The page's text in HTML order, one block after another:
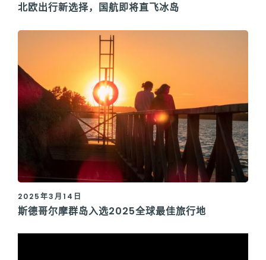
北欧出行新选择，国航即将直飞冰岛
2025年3月14日
斯德哥尔摩群岛入选2025全球最佳旅行地